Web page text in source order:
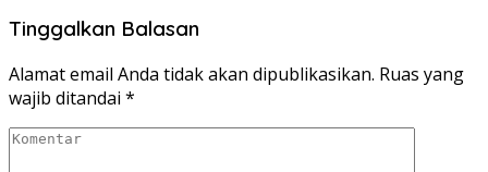
Tinggalkan Balasan
Alamat email Anda tidak akan dipublikasikan. Ruas yang
wajib ditandai *